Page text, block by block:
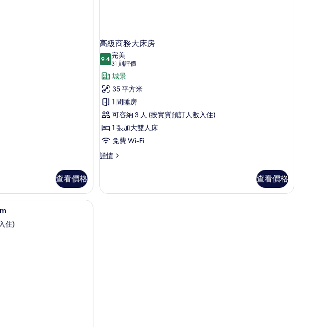
查看價格
高級商務大床房
9.49.4 分，滿分 10 分
完美
31 則評價
(31
則
評
價)
城景
35 平方米
1 間睡房
可容納 3 人 (按實質預訂人數入住)
1 張加大雙人床
免費 Wi-Fi
詳情
高
大
查看價格
高級寢具、羽絨被、特厚豪華床墊、迷你吧
住)